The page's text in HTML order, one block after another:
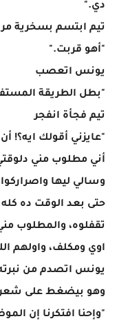
دي."
تيم ابتسم بسخرية
"أهو قربت."
يونس اتعصب
"بطل الطريقة
تيم فجأة انفجر
"عايزني أقولك ايه؟!
أني مطلوب مني
وسالي ليها
حتى بعد الوقت ده كله
تقفلوه، والمطلوب
اوي ومكلف، واولهم
يونس اتصدم من
وهو بيضغط على
"وإحنا افتكرنا إن